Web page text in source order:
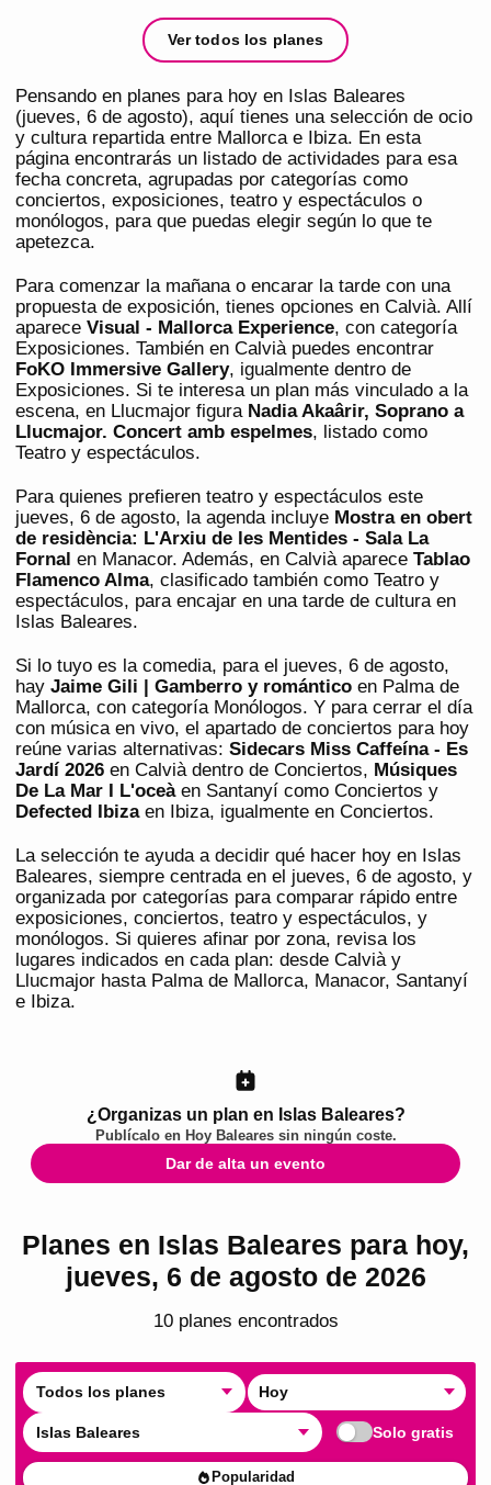
Ver todos los planes
Pensando en planes para hoy en Islas Baleares
(jueves, 6 de agosto), aquí tienes una selección de ocio
y cultura repartida entre Mallorca e Ibiza. En esta
página encontrarás un listado de actividades para esa
fecha concreta, agrupadas por categorías como
conciertos, exposiciones, teatro y espectáculos o
monólogos, para que puedas elegir según lo que te
apetezca.
Para comenzar la mañana o encarar la tarde con una
propuesta de exposición, tienes opciones en Calvià. Allí
aparece Visual - Mallorca Experience, con categoría
Exposiciones. También en Calvià puedes encontrar
FoKO Immersive Gallery, igualmente dentro de
Exposiciones. Si te interesa un plan más vinculado a la
escena, en Llucmajor figura Nadia Akaârir, Soprano a
Llucmajor. Concert amb espelmes, listado como
Teatro y espectáculos.
Para quienes prefieren teatro y espectáculos este
jueves, 6 de agosto, la agenda incluye Mostra en obert
de residència: L'Arxiu de les Mentides - Sala La
Fornal en Manacor. Además, en Calvià aparece Tablao
Flamenco Alma, clasificado también como Teatro y
espectáculos, para encajar en una tarde de cultura en
Islas Baleares.
Si lo tuyo es la comedia, para el jueves, 6 de agosto,
hay Jaime Gili | Gamberro y romántico en Palma de
Mallorca, con categoría Monólogos. Y para cerrar el día
con música en vivo, el apartado de conciertos para hoy
reúne varias alternativas: Sidecars Miss Caffeína - Es
Jardí 2026 en Calvià dentro de Conciertos, Músiques
De La Mar I L'oceàen Santanyí como Conciertos y
Defected Ibizaen Ibiza, igualmente en Conciertos.
La selección te ayuda a decidir qué hacer hoy en Islas
Baleares, siempre centrada en el jueves, 6 de agosto, y
organizada por categorías para comparar rápido entre
exposiciones, conciertos, teatro y espectáculos, y
monólogos. Si quieres afinar por zona, revisa los
lugares indicados en cada plan: desde Calvià y
Llucmajor hasta Palma de Mallorca, Manacor, Santanyí
e Ibiza.
¿Organizas un plan en Islas Baleares?
Publícalo en Hoy Balearessin ningún coste.
Dar de alta un evento
Planes en Islas Baleares para hoy,
jueves, 6 de agosto de 2026
10planes encontrados
Todos los planes Hoy
Islas Baleares Solo gratis
Popularidad